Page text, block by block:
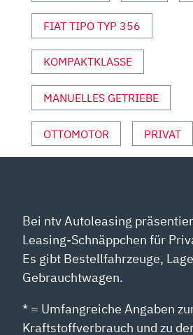
YOUTUBE
ANZEIGEN
FIAT TIPO TYP 356
KOMPAKTKLASSE
MANUELLES GETRIEBE
OTTOMOTOR PRIVAT
Bei ntv Autoleasing
Leasing-Schnäppchen für
Es gibt Bestellfahrzeuge,
Gebrauchtwagen.
* = Umfangreiche Angaben
Kraftstoffverbrauch und zu